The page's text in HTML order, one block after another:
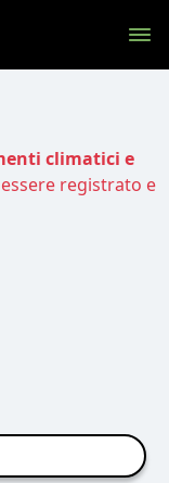
climatici e
registrato e